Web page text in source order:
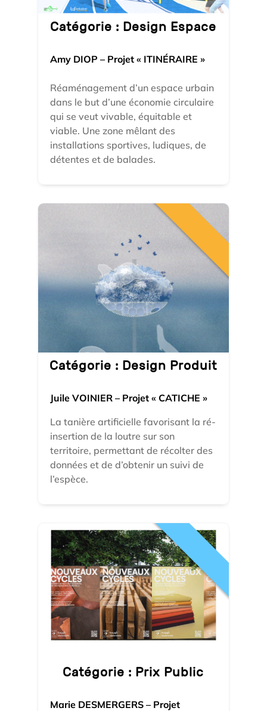
Catégorie : Design Espace
Amy DIOP – Projet « ITINÉRAIRE »
Réaménagement d’un espace urbain
dans le but d’une économie circulaire
qui se veut vivable, équitable et
viable. Une zone mêlant des
installations sportives, ludiques, de
détentes et de balades.
Catégorie : Design Produit
Juile VOINIER – Projet « CATICHE »
La tanière artificielle favorisant la ré-
insertion de la loutre sur son
territoire, permettant de récolter des
données et de d’obtenir un suivi de
l’espèce.
Catégorie : Prix Public
Marie DESMERGERS – Projet